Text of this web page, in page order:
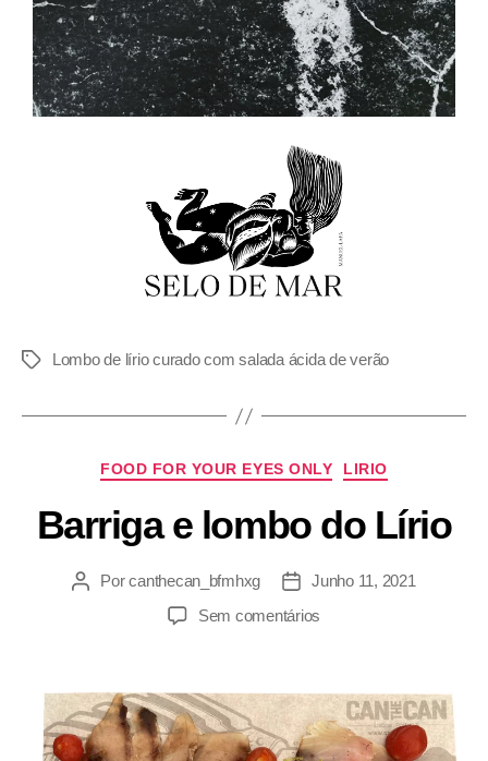
Lombo de lírio curado com salada ácida de verão
FOOD FOR YOUR EYES ONLY LIRIO
Barriga e lombo do Lírio
Porcanthecan_bfmhxg
Junho 11, 2021
Sem comentários